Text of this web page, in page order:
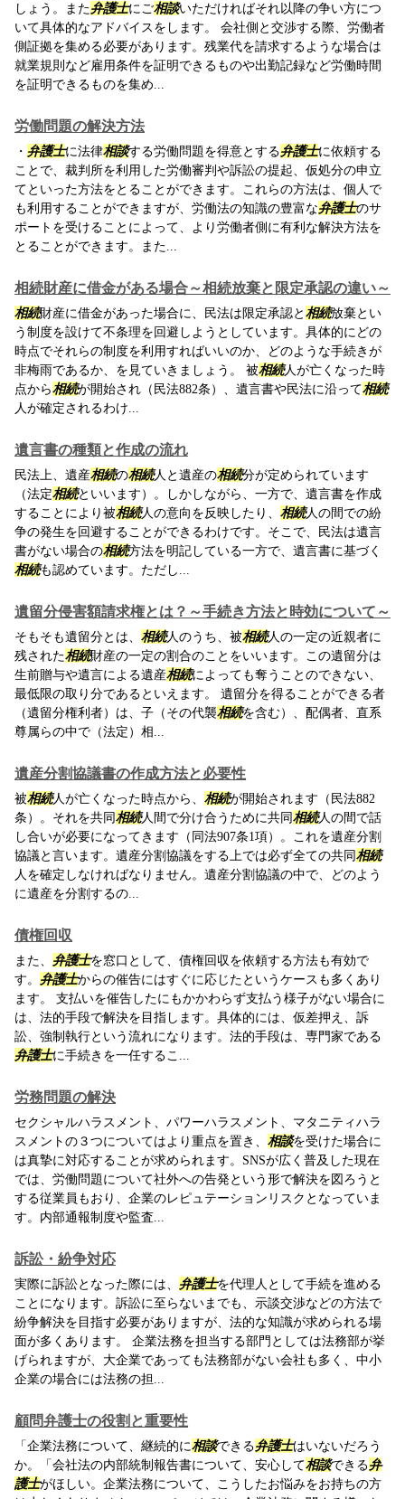
しょう。また弁護士にご相談いただければそれ以降の争い方につ
いて具体的なアドバイスをします。 会社側と交渉する際、労働者
側証拠を集める必要があります。残業代を請求するような場合は
就業規則など雇用条件を証明できるものや出勤記録など労働時間
を証明できるものを集め...
労働問題の解決方法
・ 弁護士に法律相談する労働問題を得意とする弁護士に依頼する
ことで、裁判所を利用した労働審判や訴訟の提起、仮処分の申立
てといった方法をとることができます。これらの方法は、個人で
も利用することができますが、労働法の知識の豊富な弁護士のサ
ポートを受けることによって、より労働者側に有利な解決方法を
とることができます。また...
相続財産に借金がある場合～相続放棄と限定承認の違い～
相続財産に借金があった場合に、民法は限定承認と相続放棄とい
う制度を設けて不条理を回避しようとしています。具体的にどの
時点でそれらの制度を利用すればいいのか、どのような手続きが
非梅雨であるか、を見ていきましょう。 被相続人が亡くなった時
点から相続が開始され（民法882条）、遺言書や民法に沿って相続
人が確定されるわけ...
遺言書の種類と作成の流れ
民法上、遺産相続の相続人と遺産の相続分が定められています
（法定相続といいます）。しかしながら、一方で、遺言書を作成
することにより被相続人の意向を反映したり、 相続人の間での紛
争の発生を回避することができるわけです。そこで、民法は遺言
書がない場合の相続方法を明記している一方で、遺言書に基づく
相続も認めています。ただし...
遺留分侵害額請求権とは？～手続き方法と時効について～
そもそも遺留分とは、 相続人のうち、被相続人の一定の近親者に
残された相続財産の一定の割合のことをいいます。この遺留分は
生前贈与や遺言による遺産相続によっても奪うことのできない、
最低限の取り分であるといえます。 遺留分を得ることができる者
（遺留分権利者）は、子（その代襲相続を含む）、配偶者、直系
尊属らの中で（法定）相...
遺産分割協議書の作成方法と必要性
被相続人が亡くなった時点から、 相続が開始されます（民法882
条）。それを共同相続人間で分け合うために共同相続人の間で話
し合いが必要になってきます（同法907条1項）。これを遺産分割
協議と言います。遺産分割協議をする上では必ず全ての共同相続
人を確定しなければなりません。遺産分割協議の中で、どのよう
に遺産を分割するの...
債権回収
また、 弁護士を窓口として、債権回収を依頼する方法も有効で
す。 弁護士からの催告にはすぐに応じたというケースも多くあり
ます。 支払いを催告したにもかかわらず支払う様子がない場合に
は、法的手段で解決を目指します。具体的には、仮差押え、訴
訟、強制執行という流れになります。法的手段は、専門家である
弁護士に手続きを一任するこ...
労務問題の解決
セクシャルハラスメント、パワーハラスメント、マタニティハラ
スメントの３つについてはより重点を置き、 相談を受けた場合に
は真摯に対応することが求められます。SNSが広く普及した現在
では、労働問題について社外への告発という形で解決を図ろうと
する従業員もおり、企業のレピュテーションリスクとなっていま
す。内部通報制度や監査...
訴訟・紛争対応
実際に訴訟となった際には、 弁護士を代理人として手続を進める
ことになります。訴訟に至らないまでも、示談交渉などの方法で
紛争解決を目指す必要がありますが、法的な知識が求められる場
面が多くあります。 企業法務を担当する部門としては法務部が挙
げられますが、大企業であっても法務部がない会社も多く、中小
企業の場合には法務の担...
顧問弁護士の役割と重要性
「企業法務について、継続的に相談できる弁護士はいないだろう
か。「会社法の内部統制報告書について、安心して相談できる弁
護士がほしい。企業法務について、こうしたお悩みをお持ちの方